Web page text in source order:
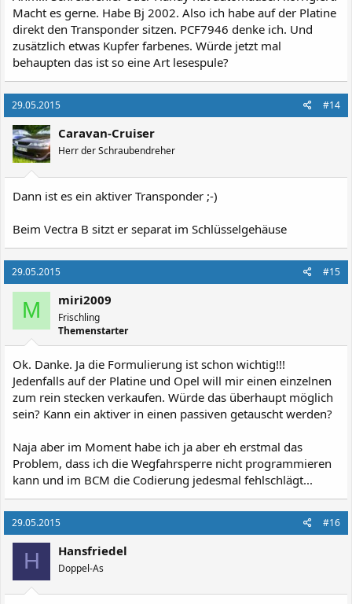
Macht es gerne. Habe Bj 2002. Also ich habe auf der Platine
direkt den Transponder sitzen. PCF7946 denke ich. Und
zusätzlich etwas Kupfer farbenes. Würde jetzt mal
behaupten das ist so eine Art lesespule?
29.05.2015 #14
Caravan-Cruiser
Herr der Schraubendreher
Dann ist es ein aktiver Transponder ;-)
Beim Vectra B sitzt er separat im Schlüsselgehäuse
29.05.2015 #15
M miri2009
Frischling
Themenstarter
Ok. Danke. Ja die Formulierung ist schon wichtig!!!
Jedenfalls auf der Platine und Opel will mir einen einzelnen
zum rein stecken verkaufen. Würde das überhaupt möglich
sein? Kann ein aktiver in einen passiven getauscht werden?
Naja aber im Moment habe ich ja aber eh erstmal das
Problem, dass ich die Wegfahrsperre nicht programmieren
kann und im BCM die Codierung jedesmal fehlschlägt...
29.05.2015 #16
H Hansfriedel
Doppel-As